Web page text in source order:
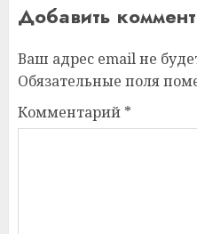
Добавить
Ваш адрес email не
Обязательные поля
Комментарий *